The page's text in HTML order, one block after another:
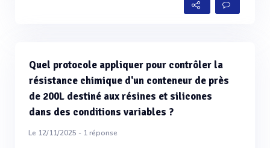
Quel protocole appliquer pour contrôler la
résistance chimique d'un conteneur de près
de 200L destiné aux résines et silicones
dans des conditions variables ?
Le 12/11/2025 - 1réponse